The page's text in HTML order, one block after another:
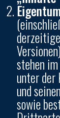
stehen
unter der
und
sowie